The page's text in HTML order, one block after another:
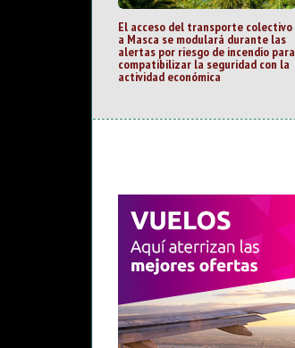
El acceso del transporte colectivo
a Masca se modulará durante las
alertas por riesgo de incendio para
compatibilizar la seguridad con la
actividad económica